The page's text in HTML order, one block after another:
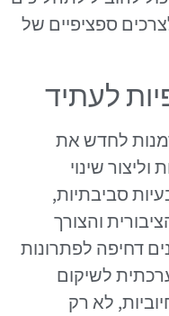
ספציפיים של
לעתיד
לחדש את
שינוי
סביבתיות,
והצורך
דחיפה לפתרונות
לשיקום
לא רק